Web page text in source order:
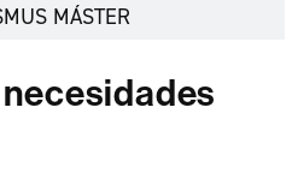
MÁSTER